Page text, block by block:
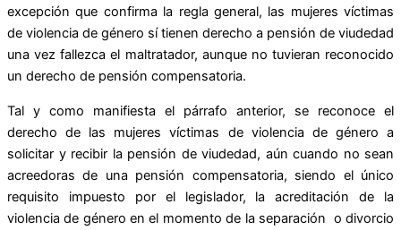
excepción que confirma la regla general, las mujeres víctimas
de violencia de género sí tienen derecho a pensión de viudedad
una vez fallezca el maltratador, aunque no tuvieran reconocido
un derecho de pensión compensatoria.
Tal y como manifiesta el párrafo anterior, se reconoce el
derecho de las mujeres víctimas de violencia de género a
solicitar y recibir la pensión de viudedad, aún cuando no sean
acreedoras de una pensión compensatoria, siendo el único
requisito impuesto por el legislador, la acreditación de la
violencia de género en el momento de la separación o divorcio